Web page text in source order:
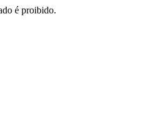
é proibido.